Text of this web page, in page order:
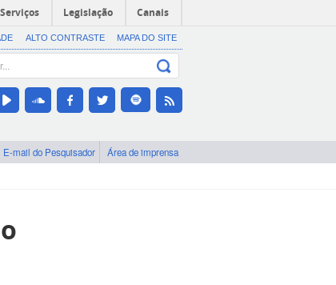
Serviços Legislação Canais
ALTO CONTRASTE MAPA DO SITE
E-mail do Pesquisador Área de imprensa